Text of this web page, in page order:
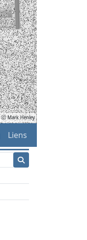
ⓒ Mark Henley
Liens